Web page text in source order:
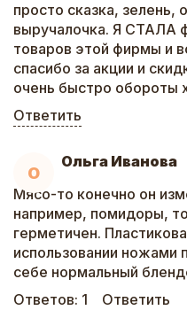
просто сказка, зелень,
выручалочка. Я СТАЛА
товаров этой фирмы и
спасибо за акции и
очень быстро обороты
Ответить
О
Ольга Иванова
Мясо-то конечно он
например, помидоры,
герметичен.
использовании ножами
себе нормальный
Ответов: 1 Ответить